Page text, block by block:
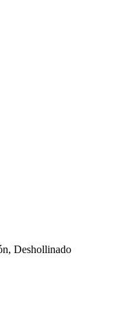
Deshollinado